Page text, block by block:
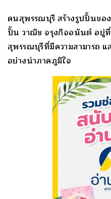
คนสุพรรณบุรี สร้างรูปปั้นขอ
ปั้น วาณิช จรุงกิจอนันต์ อยู่
สุพรรณบุรีที่มีความสามารถ
อย่างน่าภาคภูมิใจ